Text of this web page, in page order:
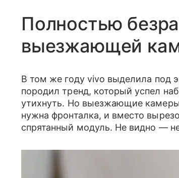
Полностью
выезжающей
В том же году vivo выделила под
породил тренд, который успел
утихнуть. Но выезжающие
нужна фронталка, и вместо
спрятанный модуль. Не видно —